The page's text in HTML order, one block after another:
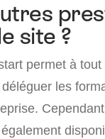
site ?
permet à tout
les